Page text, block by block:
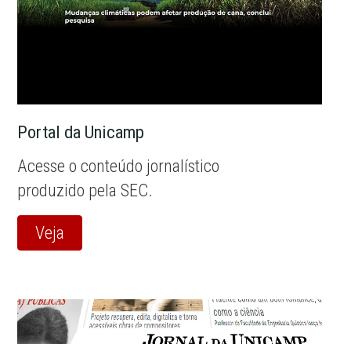
Portal da Unicamp
Acesse o conteúdo jornalístico
produzido pela SEC.
Veja